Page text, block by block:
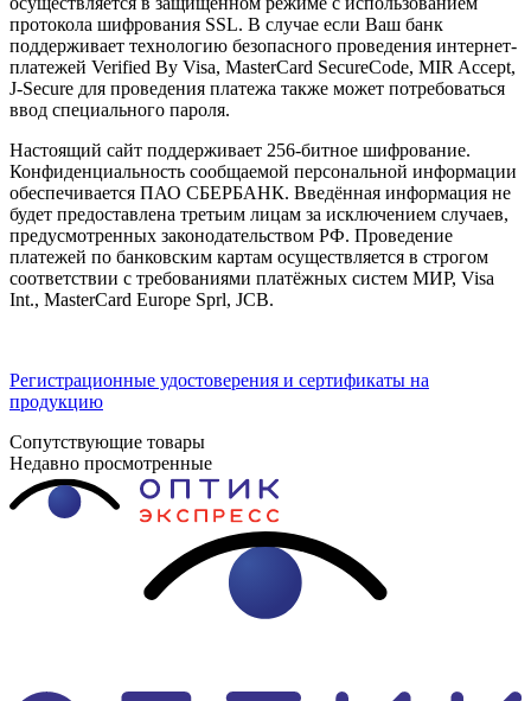
протокола шифрования SSL. В случае если Ваш банк
поддерживает технологию безопасного проведения интернет-
платежей Verified By Visa, MasterCard SecureCode, MIR Accept,
J-Secure для проведения платежа также может потребоваться
ввод специального пароля.
Настоящий сайт поддерживает 256-битное шифрование.
Конфиденциальность сообщаемой персональной информации
обеспечивается ПАО СБЕРБАНК. Введённая информация не
будет предоставлена третьим лицам за исключением случаев,
предусмотренных законодательством РФ. Проведение
платежей по банковским картам осуществляется в строгом
соответствии с требованиями платёжных систем МИР, Visa
Int., MasterCard Europe Sprl, JCB.
Регистрационные удостоверения и сертификаты на
продукцию
Сопутствующие товары
Недавно просмотренные